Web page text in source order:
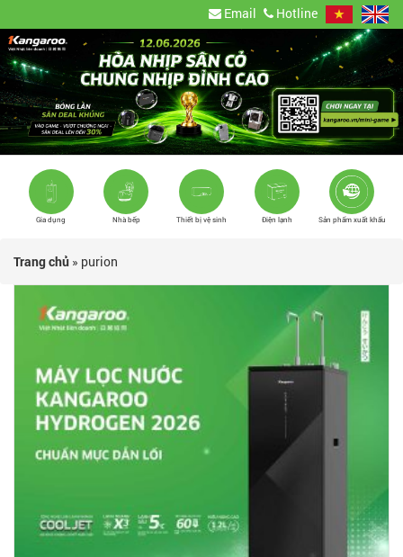
Email Hotline
Gia dụng Nhà bếp Thiết bị vệ sinh Điện lạnh Sản phẩm xuất khẩu
Trang chủ » purion